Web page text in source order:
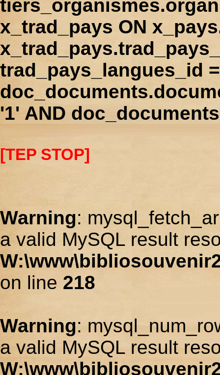
x_trad_pays ON
trad_pays_langues_id
'1' AND
[TEP STOP]
Warning:
a valid MySQL result
on line 218
Warning:
a valid MySQL result